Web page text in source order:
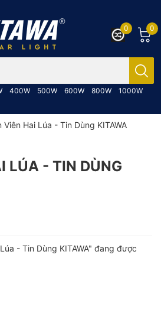
400W 500W 600W 800W 1000W
0
0
Viên Hai Lúa - Tin Dùng KITAWA
LÚA - TIN DÙNG
- Tin Dùng KITAWA" đang được